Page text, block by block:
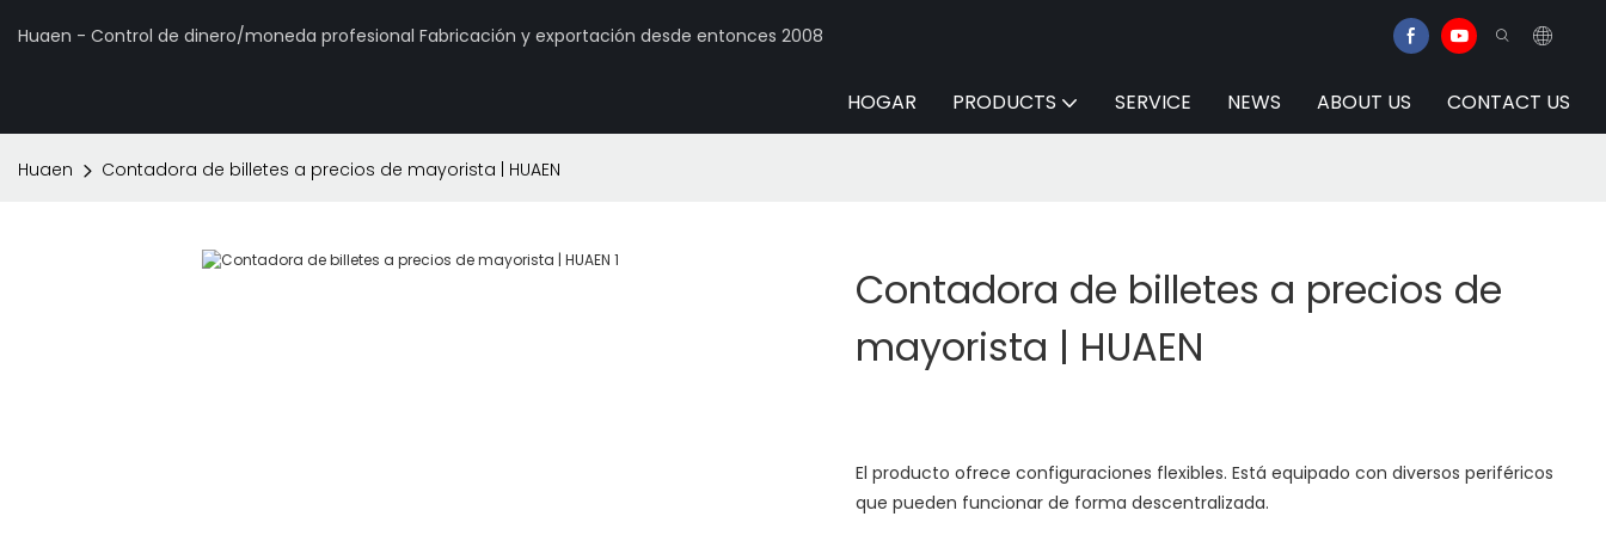
Huaen - Control de dinero/moneda profesional Fabricación y exportación desde entonces 2008
HOGAR PRODUCTS SERVICE NEWS ABOUT US CONTACT US
Huaen Contadora de billetes a precios de mayorista | HUAEN
Contadora de billetes a precios de
mayorista | HUAEN
El producto ofrece configuraciones flexibles. Está equipado con diversos periféricos
que pueden funcionar de forma descentralizada.